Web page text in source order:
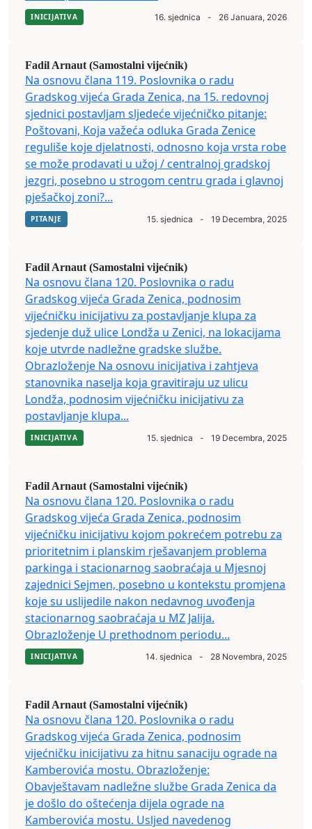
INICIJATIVA 16. sjednica - 26 Januara, 2026
Fadil Arnaut (Samostalni vijećnik)
Na osnovu člana 119. Poslovnika o radu
Gradskog vijeća Grada Zenica, na 15. redovnoj
sjednici postavljam sljedeće vijećničko pitanje:
Poštovani, Koja važeća odluka Grada Zenice
reguliše koje djelatnosti, odnosno koja vrsta robe
se može prodavati u užoj / centralnoj gradskoj
jezgri, posebno u strogom centru grada i glavnoj
pješačkoj zoni?...
PITANJE 15. sjednica - 19 Decembra, 2025
Fadil Arnaut (Samostalni vijećnik)
Na osnovu člana 120. Poslovnika o radu
Gradskog vijeća Grada Zenica, podnosim
vijećničku inicijativu za postavljanje klupa za
sjedenje duž ulice Londža u Zenici, na lokacijama
koje utvrde nadležne gradske službe.
Obrazloženje Na osnovu inicijativa i zahtjeva
stanovnika naselja koja gravitiraju uz ulicu
Londža, podnosim vijećničku inicijativu za
postavljanje klupa...
INICIJATIVA 15. sjednica - 19 Decembra, 2025
Fadil Arnaut (Samostalni vijećnik)
Na osnovu člana 120. Poslovnika o radu
Gradskog vijeća Grada Zenica, podnosim
vijećničku inicijativu kojom pokrećem potrebu za
prioritetnim i planskim rješavanjem problema
parkinga i stacionarnog saobraćaja u Mjesnoj
zajednici Sejmen, posebno u kontekstu promjena
koje su uslijedile nakon nedavnog uvođenja
stacionarnog saobraćaja u MZ Jalija.
Obrazloženje U prethodnom periodu...
INICIJATIVA 14. sjednica - 28 Novembra, 2025
Fadil Arnaut (Samostalni vijećnik)
Na osnovu člana 120. Poslovnika o radu
Gradskog vijeća Grada Zenica, podnosim
vijećničku inicijativu za hitnu sanaciju ograde na
Kamberovića mostu. Obrazloženje:
Obavještavam nadležne službe Grada Zenica da
je došlo do oštećenja dijela ograde na
Kamberovića mostu. Usljed navedenog